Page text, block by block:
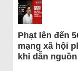
Phạt lên đến
mạng xã hội
khi dẫn